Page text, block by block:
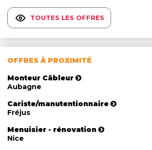
TOUTES LES OFFRES
OFFRES À PROXIMITÉ
Monteur Câbleur
Aubagne
Cariste/manutentionnaire
Fréjus
Menuisier - rénovation
Nice